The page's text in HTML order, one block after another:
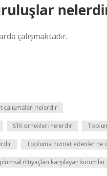
çalışmaktadır.
çalışmaları nelerdir
STK ornekleri nelerdir
Topluma hizmet edenler ne
ihtiyaçları karşılayan